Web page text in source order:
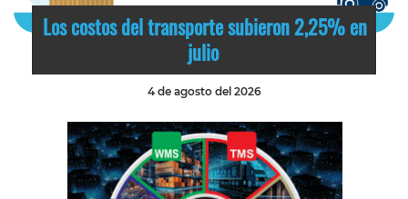
Los costos del transporte subieron 2,25% en
julio
4 de agosto del 2026